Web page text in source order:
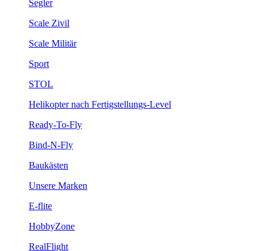
Segler
Scale Zivil
Scale Militär
Sport
STOL
Helikopter nach Fertigstellungs-Level
Ready-To-Fly
Bind-N-Fly
Baukästen
Unsere Marken
E-flite
HobbyZone
RealFlight